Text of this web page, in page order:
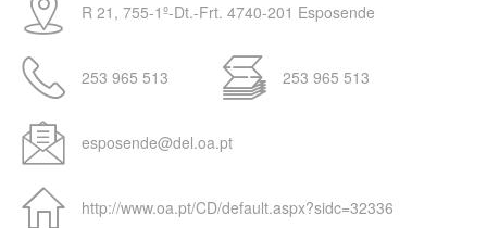
R 21, 755-1º-Dt.-Frt. 4740-201 Esposende
253 965 513 253 965 513
esposende@del.oa.pt
http://www.oa.pt/CD/default.aspx?sidc=32336